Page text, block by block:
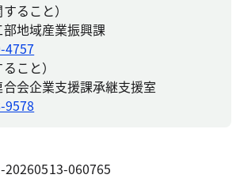
ること）
地域産業振興課
4757
こと）
会企業支援課承継支援室
9578
060765